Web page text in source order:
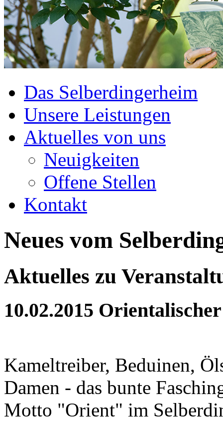
Das Selberdingerheim
Unsere Leistungen
Aktuelles von uns
Neuigkeiten
Offene Stellen
Kontakt
Neues vom
Aktuelles zu
10.02.2015
Kameltreiber, Beduinen,
Damen - das bunte
Motto "Orient" im